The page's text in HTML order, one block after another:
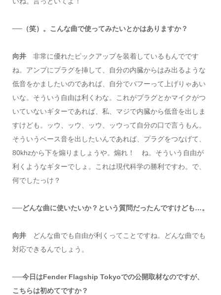
──（笑）。こんな曲で使ってみたいとかはありますか？
向井非常に優れたピックアップを装着しているもんでです
ね。アンプにプラグを挿して、自分の内臓からはみ出るような
低音をかましたいのであれば、自分でバフーって上げりゃあい
いな。そういう自由は利くわな。これがプラグとかマイクがつ
いていないギターであれば、私、マジで内臓から低音を出しま
すけども。ッウ、ッウ、ッウ、ッウって自分の口で言うもん。
そういうベース音を出したいんであれば、プラグをつなげて、
80khzから下を煽りましょうや。煽れ！ ね。そういう自由が
利くようなギターでしょ。これは現代科学の勝利ですわ。で、
何でしたっけ？
──どんな曲に使いたいか？という質問だったんですけども…。
向井どんな曲でも自由が利くってことですね。どんな曲でも
対応できるんでしょう。
──今日はFender Flagship Tokyoでの公開取材なのですが、
こちらは初めてですか？